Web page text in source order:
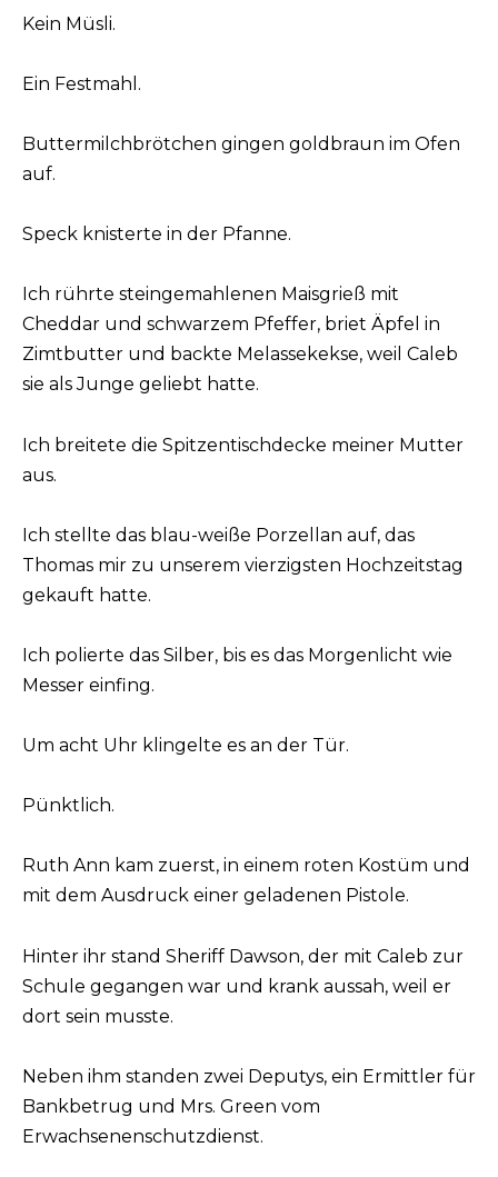
Kein Müsli.
Ein Festmahl.
Buttermilchbrötchen gingen goldbraun im Ofen
auf.
Speck knisterte in der Pfanne.
Ich rührte steingemahlenen Maisgrieß mit
Cheddar und schwarzem Pfeffer, briet Äpfel in
Zimtbutter und backte Melassekekse, weil Caleb
sie als Junge geliebt hatte.
Ich breitete die Spitzentischdecke meiner Mutter
aus.
Ich stellte das blau-weiße Porzellan auf, das
Thomas mir zu unserem vierzigsten Hochzeitstag
gekauft hatte.
Ich polierte das Silber, bis es das Morgenlicht wie
Messer einfing.
Um acht Uhr klingelte es an der Tür.
Pünktlich.
Ruth Ann kam zuerst, in einem roten Kostüm und
mit dem Ausdruck einer geladenen Pistole.
Hinter ihr stand Sheriff Dawson, der mit Caleb zur
Schule gegangen war und krank aussah, weil er
dort sein musste.
Neben ihm standen zwei Deputys, ein Ermittler für
Bankbetrug und Mrs. Green vom
Erwachsenenschutzdienst.